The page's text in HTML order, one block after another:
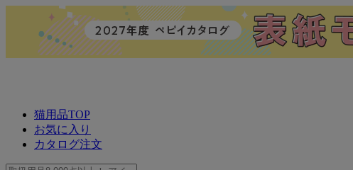
猫用品TOP
お気に入り
カタログ注文